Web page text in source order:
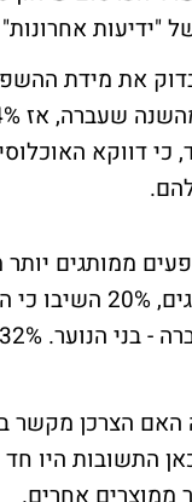
את מידת
גברים הם
הצרכן מקשר